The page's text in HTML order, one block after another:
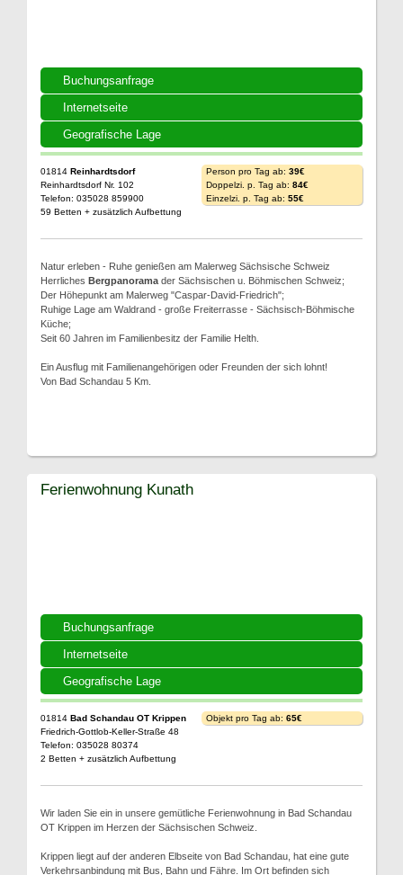
Buchungsanfrage
Internetseite
Geografische Lage
01814 Reinhardtsdorf
Reinhardtsdorf Nr. 102
Telefon: 035028 859900
59 Betten + zusätzlich Aufbettung
Person pro Tag ab: 39€
Doppelzi. p. Tag ab: 84€
Einzelzi. p. Tag ab: 55€
Natur erleben - Ruhe genießen am Malerweg Sächsische Schweiz
Herrliches Bergpanorama der Sächsischen u. Böhmischen Schweiz;
Der Höhepunkt am Malerweg "Caspar-David-Friedrich";
Ruhige Lage am Waldrand - große Freiterrasse - Sächsisch-Böhmische
Küche;
Seit 60 Jahren im Familienbesitz der Familie Helth.
Ein Ausflug mit Familienangehörigen oder Freunden der sich lohnt!
Von Bad Schandau 5 Km.
Buchungsanfrage
Internetseite
Geografische Lage
Ferienwohnung Kunath
01814 Bad Schandau OT Krippen
Friedrich-Gottlob-Keller-Straße 48
Telefon: 035028 80374
2 Betten + zusätzlich Aufbettung
Objekt pro Tag ab: 65€
Wir laden Sie ein in unsere gemütliche Ferienwohnung in Bad Schandau
OT Krippen im Herzen der Sächsischen Schweiz.
Krippen liegt auf der anderen Elbseite von Bad Schandau, hat eine gute
Verkehrsanbindung mit Bus, Bahn und Fähre. Im Ort befinden sich